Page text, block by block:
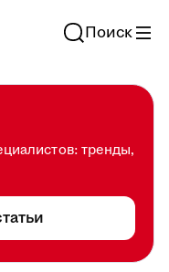
Поиск
тренды,